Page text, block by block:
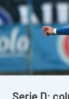
Serie D: